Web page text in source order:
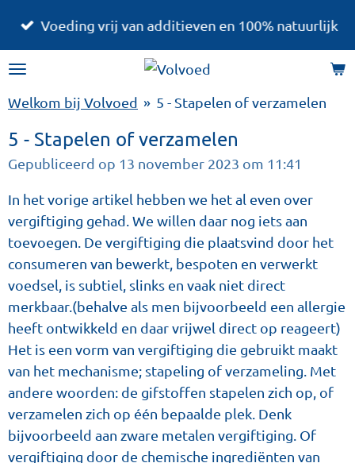
naar
hoofdinhoud
Voeding vrij van additieven en 100% natuurlijk
Welkom bij Volvoed » 5 - Stapelen of verzamelen
5 - Stapelen of verzamelen
Gepubliceerd op 13 november 2023 om 11:41
In het vorige artikel hebben we het al even over
vergiftiging gehad. We willen daar nog iets aan
toevoegen. De vergiftiging die plaatsvind door het
consumeren van bewerkt, bespoten en verwerkt
voedsel, is subtiel, slinks en vaak niet direct
merkbaar.(behalve als men bijvoorbeeld een allergie
heeft ontwikkeld en daar vrijwel direct op reageert)
Het is een vorm van vergiftiging die gebruikt maakt
van het mechanisme; stapeling of verzameling. Met
andere woorden: de gifstoffen stapelen zich op, of
verzamelen zich op één bepaalde plek. Denk
bijvoorbeeld aan zware metalen vergiftiging. Of
vergiftiging door de chemische ingrediënten van